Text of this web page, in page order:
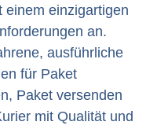
einem einzigartigen
an.
ausführliche
für Paket
Paket versenden
mit Qualität und